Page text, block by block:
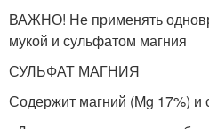
ВАЖНО! Не применять
мукой и сульфатом магния
СУЛЬФАТ МАГНИЯ
Содержит магний (Mg 17%) и